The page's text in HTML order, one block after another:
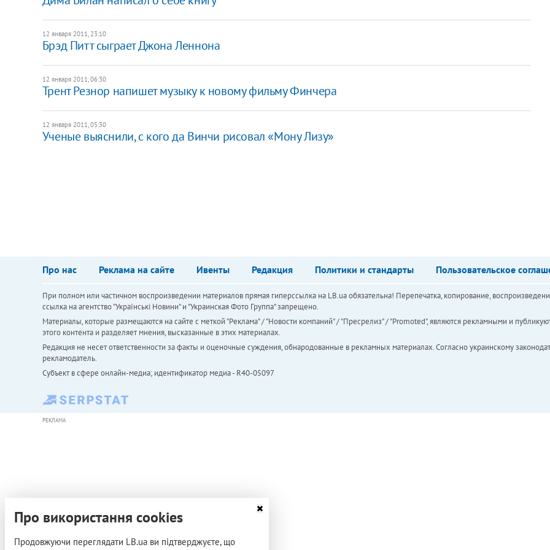
12 января 2011, 23:10
Брэд Питт сыграет Джона Леннона
12 января 2011, 06:30
Трент Резнор напишет музыку к новому фильму Финчера
12 января 2011, 05:30
Ученые выяснили, с кого да Винчи рисовал «Мону Лизу»
Про нас Реклама на сайте Ивенты Редакция Политики и стандарты Пользовательское
При полном или частичном воспроизведении материалов прямая гиперссылка на LB.ua обязательна! Перепечатка, копирование,
ссылка на агентство "Українськi Новини" и "Украинская Фото Группа" запрещено.
Материалы, которые размещаются на сайте с меткой "Реклама" / "Новости компаний" / "Пресрелиз" / "Promoted", являются рекламными и
этого контента и разделяет мнения, высказанные в этих материалах.
Редакция не несет ответственности за факты и оценочные суждения, обнародованные в рекламных материалах. Согласно украинскому
рекламодатель.
Субъект в сфере онлайн-медиа; идентификатор медиа - R40-05097
РЕКЛАМА
Про використання cookies
Продовжуючи переглядати LB.ua ви підтверджуєте, що